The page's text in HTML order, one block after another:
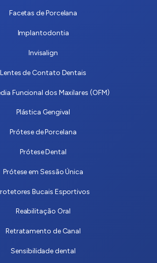
Facetas de Porcelana
Implantodontia
Invisalign
Lentes de Contato Dentais
Funcional dos Maxilares (OFM)
Plástica Gengival
Prótese de Porcelana
Prótese Dental
Prótese em Sessão Única
Bucais Esportivos
Reabilitação Oral
Retratamento de Canal
Sensibilidade dental